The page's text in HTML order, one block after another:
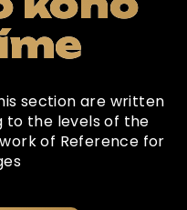
section are written
to the levels of the
of Reference for